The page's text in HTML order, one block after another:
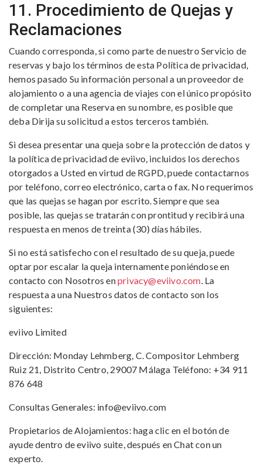
11. Procedimiento de Quejas y
Reclamaciones
Cuando corresponda, si como parte de nuestro Servicio de
reservas y bajo los términos de esta Política de privacidad,
hemos pasado Su información personal a un proveedor de
alojamiento o a una agencia de viajes con el único propósito
de completar una Reserva en su nombre, es posible que
deba Dirija su solicitud a estos terceros también.
Si desea presentar una queja sobre la protección de datos y
la política de privacidad de eviivo, incluidos los derechos
otorgados a Usted en virtud de RGPD, puede contactarnos
por teléfono, correo electrónico, carta o fax. No requerimos
que las quejas se hagan por escrito. Siempre que sea
posible, las quejas se tratarán con prontitud y recibirá una
respuesta en menos de treinta (30) días hábiles.
Si no está satisfecho con el resultado de su queja, puede
optar por escalar la queja internamente poniéndose en
contacto con Nosotros enprivacy@eviivo.com. La
respuesta a una Nuestros datos de contacto son los
siguientes:
eviivo Limited
Dirección: Monday Lehmberg, C. Compositor Lehmberg
Ruiz 21, Distrito Centro, 29007 Málaga Teléfono: +34 911
876 648
Consultas Generales: info@eviivo.com
Propietarios de Alojamientos: haga clic en el botón de
ayude dentro de eviivo suite, después en Chat con un
experto.